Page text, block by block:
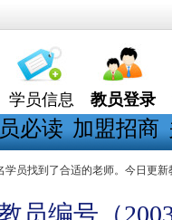
学员信息 教员登录
必读 加盟招商
学员找到了合适的老师。今日更新
编号（